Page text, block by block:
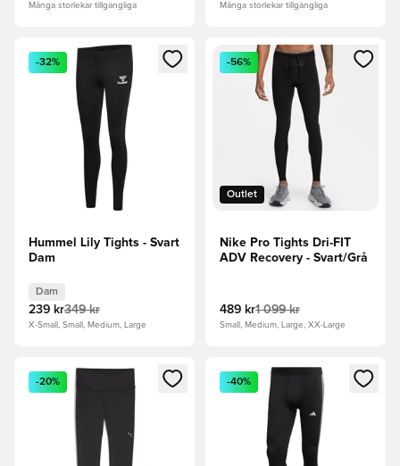
Många storlekar tillgängliga Många storlekar tillgängliga
Öppnar en Modal för att logga in eller registrera dig som
-32%
Hummel Lily Tights - Svart
Dam
Dam
239 kr349 kr
X-Small, Small, Medium, Large
Öppnar en Modal för att
Outlet
-56%
Nike Pro Tights Dri-FIT
ADV Recovery - Svart/Grå
489 kr1 099 kr
Small, Medium, Large, XX-Large
Öppnar en Modal för att logga in eller registrera dig som
-20%
Öppnar en Modal för att
-40%